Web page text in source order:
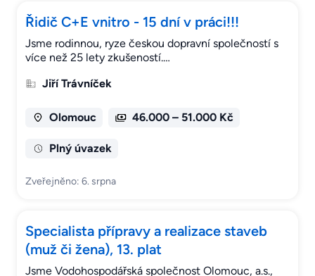
Řidič C+E vnitro - 15 dní v práci!!!
Jsme rodinnou, ryze českou dopravní společností s
více než 25 lety zkušeností.…
Jiří Trávníček
Olomouc 46.000 – 51.000 Kč
Plný úvazek
Zveřejněno: 6. srpna
Specialista přípravy a realizace staveb
(muž či žena), 13. plat
Jsme Vodohospodářská společnost Olomouc, a.s.,